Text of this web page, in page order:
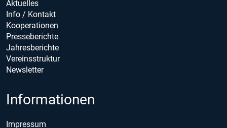
Aktuelles
Info / Kontakt
Kooperationen
Presseberichte
Jahresberichte
Vereinsstruktur
Newsletter
Informationen
Impressum